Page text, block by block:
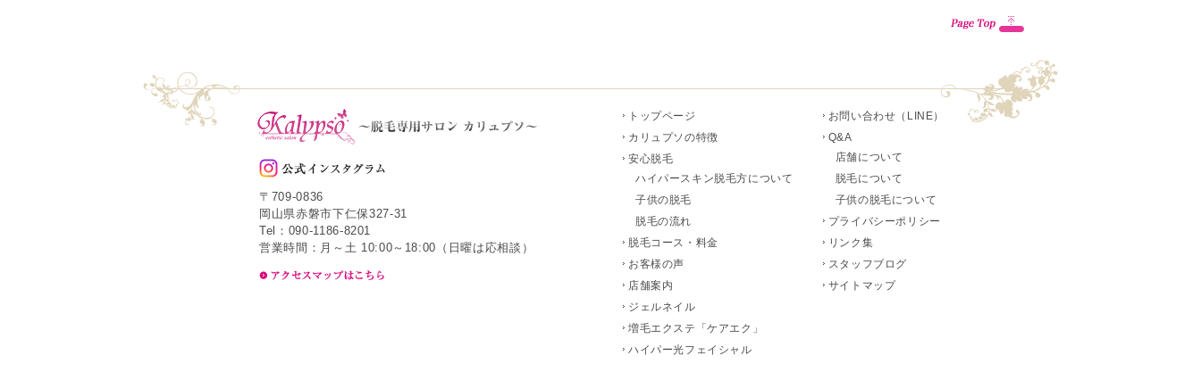
〒709-0836
岡山県赤磐市下仁保327-31
Tel：090-1186-8201
営業時間：月～土 10:00～18:00（日曜は応相談）
トップページ
カリュプソの特徴
安心脱毛
ハイパースキン脱毛方について
子供の脱毛
脱毛の流れ
脱毛コース・料金
お客様の声
店舗案内
ジェルネイル
増毛エクステ「ケアエク」
ハイパー光フェイシャル
お問い合わせ（LINE）
Q&A
店舗について
脱毛について
子供の脱毛について
プライバシーポリシー
リンク集
スタッフブログ
サイトマップ